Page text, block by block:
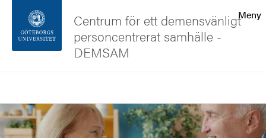
Sidfoten
Om webbplatsen
Meny
Centrum för ett demensvänligt
personcentrerat samhälle -
DEMSAM
Bild